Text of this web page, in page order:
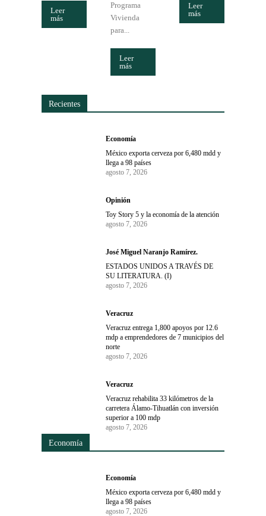
Leer
más
Programa
Vivienda
para...
Leer
más
Leer
más
Recientes
Economía
México exporta cerveza por 6,480 mdd y
llega a 98 países
agosto 7, 2026
Opinión
Toy Story 5 y la economía de la atención
agosto 7, 2026
José Miguel Naranjo Ramírez.
ESTADOS UNIDOS A TRAVÉS DE
SU LITERATURA. (I)
agosto 7, 2026
Veracruz
Veracruz entrega 1,800 apoyos por 12.6
mdp a emprendedores de 7 municipios del
norte
agosto 7, 2026
Veracruz
Veracruz rehabilita 33 kilómetros de la
carretera Álamo-Tihuatlán con inversión
superior a 100 mdp
agosto 7, 2026
Economía
Economía
México exporta cerveza por 6,480 mdd y
llega a 98 países
agosto 7, 2026